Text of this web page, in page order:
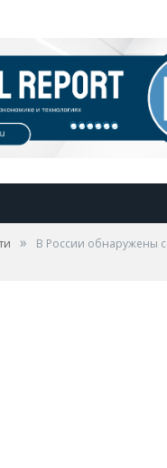
»
В России обнаружены